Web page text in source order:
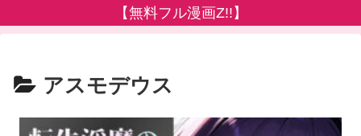
【無料フル漫画Z!!】
アスモデウス